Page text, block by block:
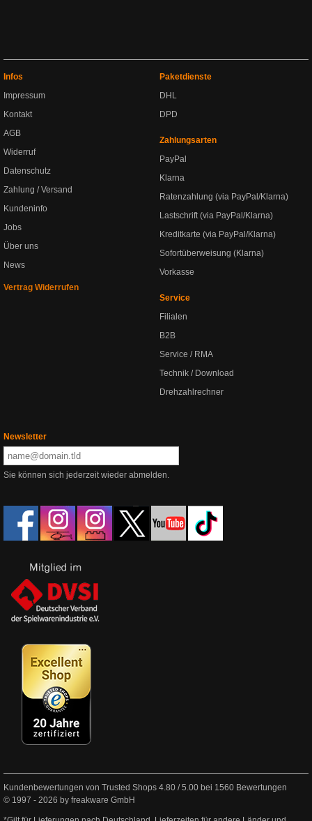
Infos
Impressum
Kontakt
AGB
Widerruf
Datenschutz
Zahlung / Versand
Kundeninfo
Jobs
Über uns
News
Vertrag Widerrufen
Paketdienste
DHL
DPD
Zahlungsarten
PayPal
Klarna
Ratenzahlung (via PayPal/Klarna)
Lastschrift (via PayPal/Klarna)
Kreditkarte (via PayPal/Klarna)
Sofortüberweisung (Klarna)
Vorkasse
Service
Filialen
B2B
Service / RMA
Technik / Download
Drehzahlrechner
Newsletter
Sie können sich jederzeit wieder abmelden.
Kundenbewertungen von Trusted Shops 4.80 /5.00 bei 1560 Bewertungen
© 1997 - 2026 by freakware GmbH